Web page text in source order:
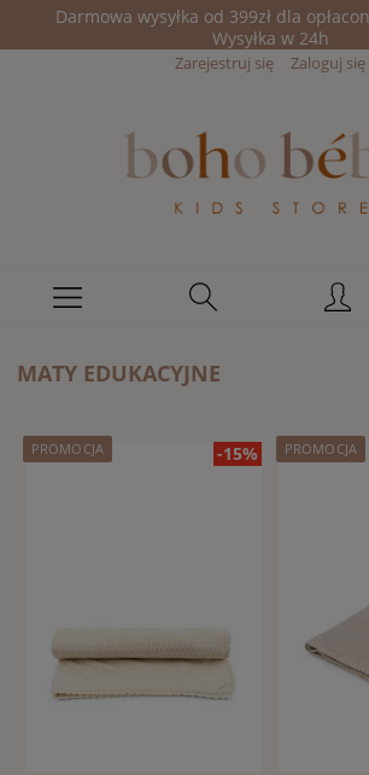
Darmowa wysyłka od 399zł dla
Wysyłka w 24h
Zarejestruj się Zaloguj się
MATY EDUKACYJNE
-15%
PROMOCJA PROMOCJA